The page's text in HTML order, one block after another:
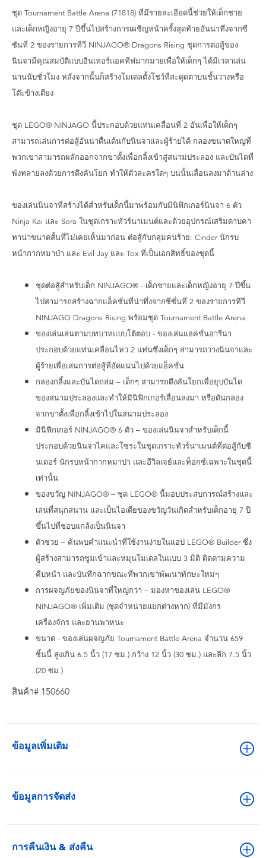
แกดเจ็ต
ชุด Tournament Battle Arena (71818) ที่มีรายละเอียดนี้ช่วยให้เด็กชาย
และเด็กหญิงอายุ 7 ปีขึ้นไปสร้างการเผชิญหน้าครั้งสุดท้ายอันน่าทึ่งจากซี
ซันที่ 2 ของรายการทีวี NINJAGO® Dragons Rising ชุดการต่อสู้ของ
นินจามีคุณสมบัติแบบอินเทอร์แอคทีฟมากมายเพื่อให้เด็กๆ ได้มีเวลาเล่น
นานนับชั่วโมง หลังจากนั้นก็สร้างโมเดลตั้งโชว์ที่สะดุดตาบนชั้นวางหรือ
โต๊ะข้างเตียง
ชุด LEGO® NINJAGO นี้ประกอบด้วยแท่นเคลื่อนที่ 2 อันเพื่อให้เด็กๆ
สามารถเล่นการต่อสู้อันน่าตื่นเต้นกับนินจาและผู้ร้ายได้ กลองขนาดใหญ่ที่
พวกเขาสามารถผลักออกจากขาตั้งเพื่อกลิ้งเข้าสู่สนามประลอง และบันไดที่
พังทลายลงด้วยการดึงคันโยก ทำให้ตัวละครใดๆ บนนั้นเลื่อนลงมาด้านล่าง
ของเล่นนินจาที่สร้างได้สำหรับเด็กนี้มาพร้อมกับมินิฟิกเกอร์นินจา 6 ตัว
Ninja Kai และ Sora ในชุดเกราะทัวร์นาเมนต์และด้วยอุปกรณ์เสริมดาบคา
ทาน่าขนาดสั้นที่ไม่เคยเห็นมาก่อน ต่อสู้กับกลุ่มคนร้าย: Cinder นักรบ
หน้ากากหมาป่า และ Evil Jay และ Tox ที่เป็นเอกสิทธิ์ของชุดนี้
ชุดต่อสู้สำหรับเด็ก NINJAGO® - เด็กชายและเด็กหญิงอายุ 7 ปีขึ้น
ไปสามารถสร้างฉากแอ็คชั่นที่น่าทึ่งจากซีซั่นที่ 2 ของรายการทีวี
NINJAGO Dragons Rising พร้อมชุด Tournament Battle Arena
ของเล่นเล่นตามบทบาทแบบโต้ตอบ - ของเล่นแอคชั่นอารีน่า
ประกอบด้วยแท่นเคลื่อนไหว 2 แท่นซึ่งเด็กๆ สามารถวางนินจาและ
ผู้ร้ายเพื่อเล่นการต่อสู้ที่อัดแน่นไปด้วยแอ็คชั่น
กลองกลิ้งและบันไดถล่ม – เด็กๆ สามารถดึงคันโยกเพื่อยุบบันได
ของสนามประลองและทำให้มินิฟิกเกอร์เลื่อนลงมา หรือดันกลอง
จากขาตั้งเพื่อกลิ้งเข้าไปในสนามประลอง
มินิฟิกเกอร์ NINJAGO® 6 ตัว – ของเล่นนินจาสำหรับเด็กนี้
ประกอบด้วยนินจาไคและโซระในชุดเกราะทัวร์นาเมนต์ที่ต่อสู้กับซิ
นเดอร์ นักรบหน้ากากหมาป่า และอีวิลเจย์และท็อกซ์เฉพาะในชุดนี้
เท่านั้น
ของขวัญ NINJAGO® – ชุด LEGO® นี้มอบประสบการณ์สร้างและ
เล่นที่สนุกสนาน และเป็นไอเดียของขวัญวันเกิดสำหรับเด็กอายุ 7 ปี
ขึ้นไปที่ชอบแกล้งเป็นนินจา
ตัวช่วย – ค้นพบคำแนะนำที่ใช้งานง่ายในแอป LEGO® Builder ซึ่ง
ผู้สร้างสามารถซูมเข้าและหมุนโมเดลในแบบ 3 มิติ ติดตามความ
คืบหน้า และบันทึกฉากขณะที่พวกเขาพัฒนาทักษะใหม่ๆ
การผจญภัยของนินจาที่ใหญ่กว่า – มองหาของเล่น LEGO®
NINJAGO® เพิ่มเติม (ชุดจำหน่ายแยกต่างหาก) ที่มีมังกร
เครื่องจักร และยานพาหนะ
ขนาด - ของเล่นผจญภัย Tournament Battle Arena จำนวน 659
ชิ้นนี้ สูงเกิน 6.5 นิ้ว (17 ซม.) กว้าง 12 นิ้ว (30 ซม.) และลึก 7.5 นิ้ว
(20 ซม.)
สินค้า# 150660
ข้อมูลเพิ่มเติม
ข้อมูลการจัดส่ง
การคืนเงิน & ส่งคืน